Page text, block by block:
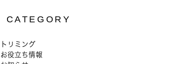
CATEGORY
トリミング
お役立ち情報